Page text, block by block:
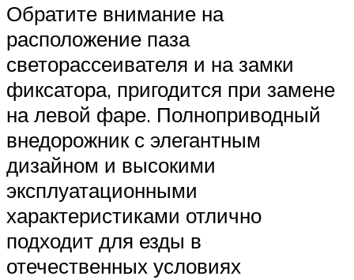
Обратите внимание на
расположение паза
светорассеивателя и на замки
фиксатора, пригодится при замене
на левой фаре. Полноприводный
внедорожник с элегантным
дизайном и высокими
эксплуатационными
характеристиками отлично
подходит для езды в
отечественных условиях